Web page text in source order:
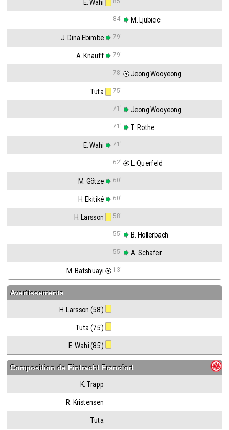
E. Wahi
84' M. Ljubicic
J. Dina Ebimbe 79'
A. Knauff 79'
78' Jeong Wooyeong
Tuta 75'
71' Jeong Wooyeong
71' T. Rothe
E. Wahi 71'
62' L. Querfeld
M. Götze 60'
H. Ekitiké 60'
H. Larsson 58'
55' B. Hollerbach
55' A. Schäfer
M. Batshuayi 13'
Avertissements
H. Larsson (58')
Tuta (75')
E. Wahi (85')
Composition de Eintracht Francfort
K. Trapp
R. Kristensen
Tuta